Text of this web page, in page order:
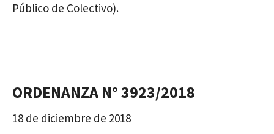
Público de Colectivo).
ORDENANZA N° 3923/2018
18 de diciembre de 2018